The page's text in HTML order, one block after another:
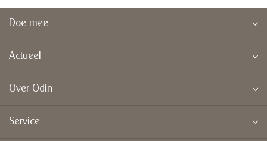
Doe mee
Actueel
Over Odin
Service